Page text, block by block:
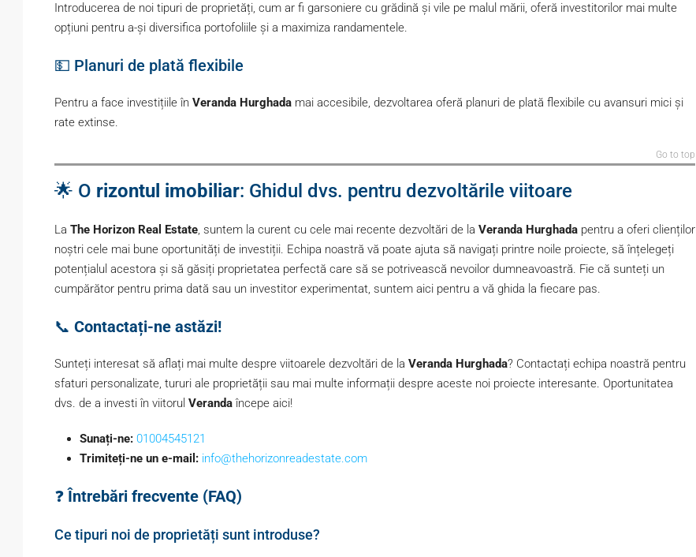
Introducerea de noi tipuri de proprietăți, cum ar fi garsoniere cu grădină și vile pe malul mării, oferă investitorilor mai multe
opțiuni pentru a-și diversifica portofoliile și a maximiza randamentele.
💵 Planuri de plată flexibile
Pentru a face investițiile în Veranda Hurghada mai accesibile, dezvoltarea oferă planuri de plată flexibile cu avansuri mici și
rate extinse.
Go to top
🌟 O rizontul imobiliar: Ghidul dvs. pentru dezvoltările viitoare
La The Horizon Real Estate, suntem la curent cu cele mai recente dezvoltări de la Veranda Hurghada pentru a oferi clienților
noștri cele mai bune oportunități de investiții. Echipa noastră vă poate ajuta să navigați printre noile proiecte, să înțelegeți
potențialul acestora și să găsiți proprietatea perfectă care să se potrivească nevoilor dumneavoastră. Fie că sunteți un
cumpărător pentru prima dată sau un investitor experimentat, suntem aici pentru a vă ghida la fiecare pas.
📞 Contactați-ne astăzi!
Sunteți interesat să aflați mai multe despre viitoarele dezvoltări de la Veranda Hurghada? Contactați echipa noastră pentru
sfaturi personalizate, tururi ale proprietății sau mai multe informații despre aceste noi proiecte interesante. Oportunitatea
dvs. de a investi în viitorul Veranda începe aici!
Sunați-ne: 01004545121
Trimiteți-ne un e-mail: info@thehorizonreadestate.com
❓Întrebări frecvente (FAQ)
Ce tipuri noi de proprietăți sunt introduse?